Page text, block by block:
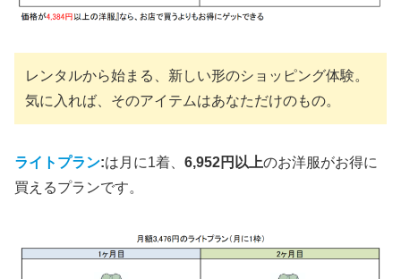
レンタルから始まる、新しい形のショッピング体験。
気に入れば、そのアイテムはあなただけのもの。
ライトプラン:は月に1着、 6,952円以上のお洋服がお得に
買えるプランです。